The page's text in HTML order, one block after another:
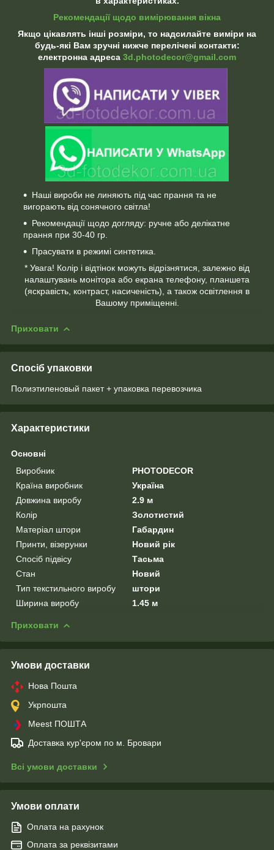
Рекомендації щодо вимірювання вікна
Якщо цікавлять інші розміри, то надсилайте виміри на
будь-які Вам зручні нижче перелічені контакти:
електронна адреса 3d.photodecor@gmail.com
Наші вироби не линяють під час прання та не
вигорають від сонячного світла!
Рекомендації щодо догляду: ручне або делікатне
прання при 30-40 гр.
Прасувати в режимі синтетика.
* Увага! Колір і відтінок можуть відрізнятися, залежно від
налаштувань монітора або екрана телефону, планшета
(яскравість, контраст, насиченість), а також освітлення в
Вашому приміщенні.
Приховати
Спосіб упаковки
Полиэтиленовый пакет + упаковка перевозчика
Характеристики
Основні
Виробник
PHOTODECOR
Країна виробник
Україна
Довжина виробу
2.9 м
Колір
Золотистий
Матеріал штори
Габардин
Принти, візерунки
Новий рік
Спосіб підвісу
Тасьма
Стан
Новий
Тип текстильного виробу
штори
Ширина виробу
1.45 м
Приховати
Умови доставки
Нова Пошта
Укрпошта
Meest ПОШТА
Доставка кур'єром по м. Бровари
Всі умови доставки
Умови оплати
Оплата на рахунок
Оплата за реквізитами